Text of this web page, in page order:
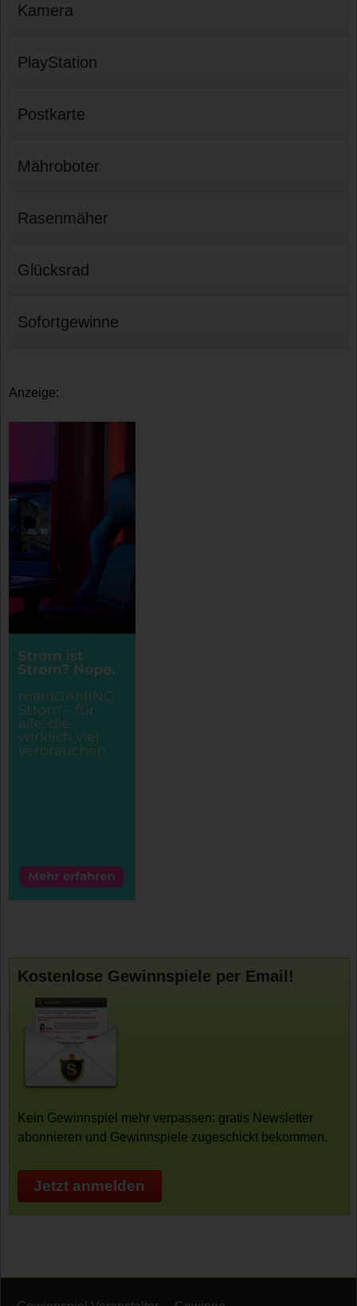
Kamera
PlayStation
Postkarte
Mähroboter
Rasenmäher
Glücksrad
Sofortgewinne
Anzeige:
Kostenlose Gewinnspiele per Email!
Kein Gewinnspiel mehr verpassen: gratis Newsletter
abonnieren und Gewinnspiele zugeschickt bekommen.
Jetzt anmelden